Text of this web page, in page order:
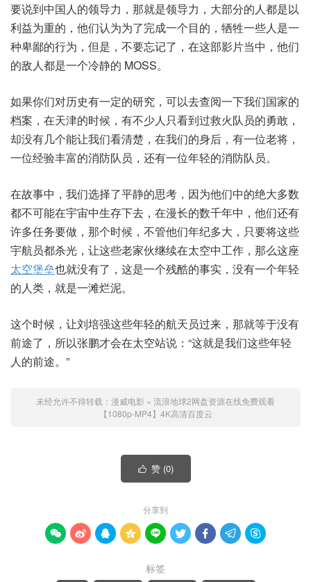
要说到中国人的领导力，那就是领导力，大部分的人都是以
利益为重的，他们认为为了完成一个目的，牺牲一些人是一
种卑鄙的行为，但是，不要忘记了，在这部影片当中，他们
的敌人都是一个冷静的 MOSS。
如果你们对历史有一定的研究，可以去查阅一下我们国家的
档案，在天津的时候，有不少人只看到过救火队员的勇敢，
却没有几个能让我们看清楚，在我们的身后，有一位老将，
一位经验丰富的消防队员，还有一位年轻的消防队员。
在故事中，我们选择了平静的思考，因为他们中的绝大多数
都不可能在宇宙中生存下去，在漫长的数千年中，他们还有
许多任务要做，那个时候，不管他们年纪多大，只要将这些
宇航员都杀光，让这些老家伙继续在太空中工作，那么这座
太空堡垒也就没有了，这是一个残酷的事实，没有一个年轻
的人类，就是一滩烂泥。
这个时候，让刘培强这些年轻的航天员过来，那就等于没有
前途了，所以张鹏才会在太空站说：“这就是我们这些年轻
人的前途。”
未经允许不得转载： 漫威电影 » 流浪地球2网盘资源在线免费观看
【1080p-MP4】4K高清百度云
 赞 (0)
分享到
        
标签